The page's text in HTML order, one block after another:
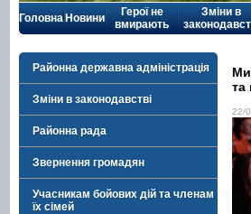
Головна Новини
Герої не
вмирають
Зміни в
Районна державна адміністрація
Зміни в законодавстві
Районна рада
Звернення громадян
Учасникам бойових дій та членам
їх сімей
та
22/